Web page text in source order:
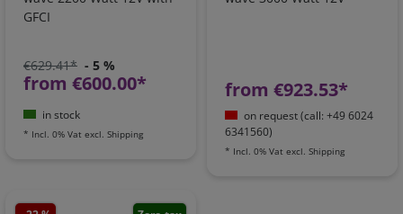
GFCI
€629.41* - 5 %
from €600.00*
in stock
* Incl. 0% Vat excl. Shipping
from €923.53*
on request (call: +49 6024
6341560)
* Incl. 0% Vat excl. Shipping